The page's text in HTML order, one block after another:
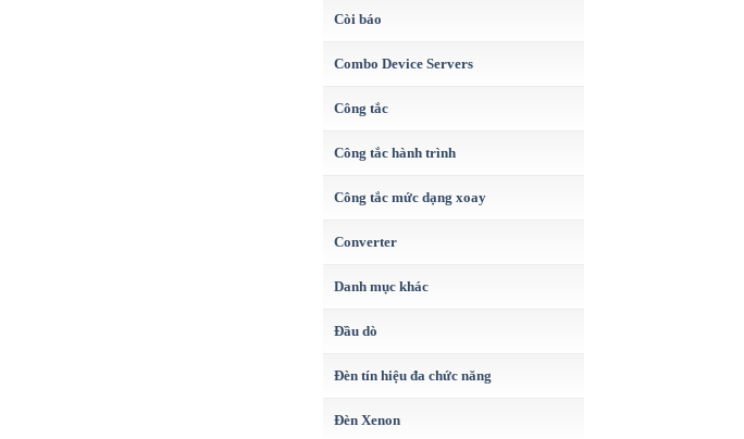
Còi báo
Combo Device Servers
Công tắc
Công tắc hành trình
Công tắc mức dạng xoay
Converter
Danh mục khác
Đầu dò
Đèn tín hiệu đa chức năng
Đèn Xenon